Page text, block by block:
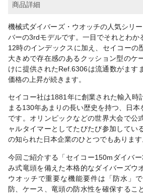
商品詳細
機械式ダイバーズ・ウオッチの人気シリ
バーの3rdモデルです。一目でそれとわか
12時のインデックスに加え、セイコーの
大きめで存在感のあるクッション型のケ
けに提供されたRef.6306は流通数がます
価格の上昇が続きます。
セイコー社は1881年に創業された輸入時
まる130年あまりの長い歴史を持つ、日
です。オリンピックなどの世界大会で公
ャルタイマーとしてたびたび参加してい
の知られた日本企業のひとつでもあります
今回ご紹介する「セイコー150mダイバ
み式竜頭を備えた本格的なダイバーズウ
ウオッチで重要な機能要件は「防水」
防、ケース、竜頭の防水性を確保するこ